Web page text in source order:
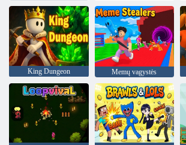
King Dungeon Memų vagystės